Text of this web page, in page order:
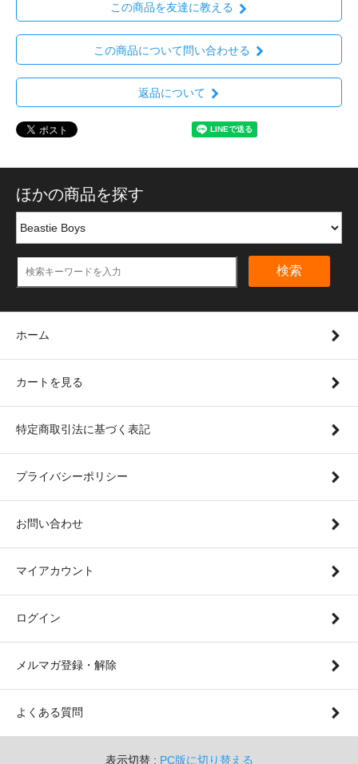
この商品を友達に教える
この商品について問い合わせる
返品について
ほかの商品を探す
検索
ホーム
カートを見る
特定商取引法に基づく表記
プライバシーポリシー
お問い合わせ
マイアカウント
ログイン
メルマガ登録・解除
よくある質問
表示切替 : PC版に切り替える